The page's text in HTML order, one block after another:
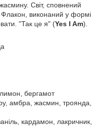
Світ, сповнений
Флакон, виконаний у формі
"Так це я" (Yes I Am).
бергамот
амбра, жасмин, троянда,
кардамон, лакричник,